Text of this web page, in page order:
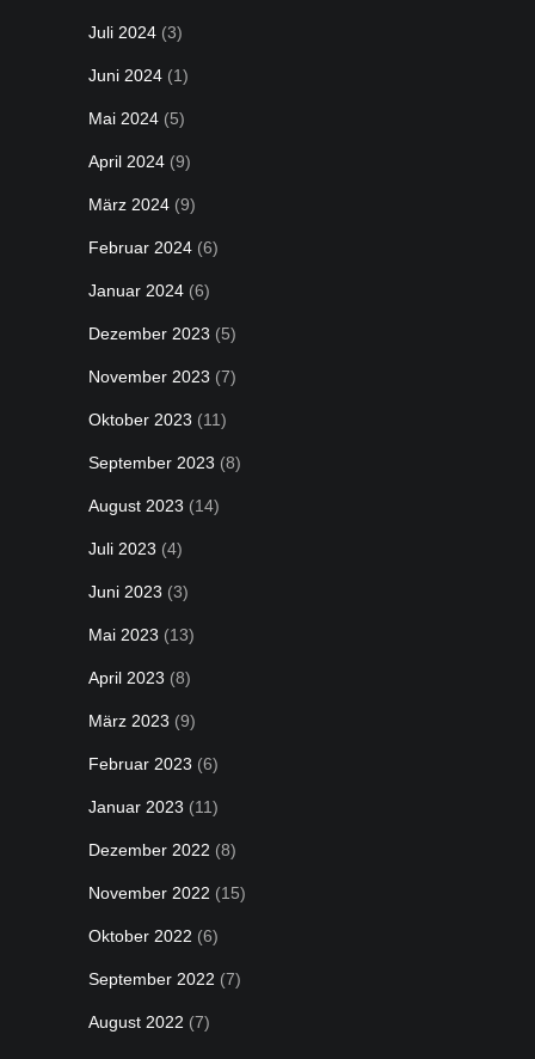
Juli 2024 (3)
Juni 2024 (1)
Mai 2024 (5)
April 2024 (9)
März 2024 (9)
Februar 2024 (6)
Januar 2024 (6)
Dezember 2023 (5)
November 2023 (7)
Oktober 2023 (11)
September 2023 (8)
August 2023 (14)
Juli 2023 (4)
Juni 2023 (3)
Mai 2023 (13)
April 2023 (8)
März 2023 (9)
Februar 2023 (6)
Januar 2023 (11)
Dezember 2022 (8)
November 2022 (15)
Oktober 2022 (6)
September 2022 (7)
August 2022 (7)